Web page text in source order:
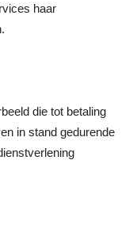
haar
die tot betaling
in stand gedurende